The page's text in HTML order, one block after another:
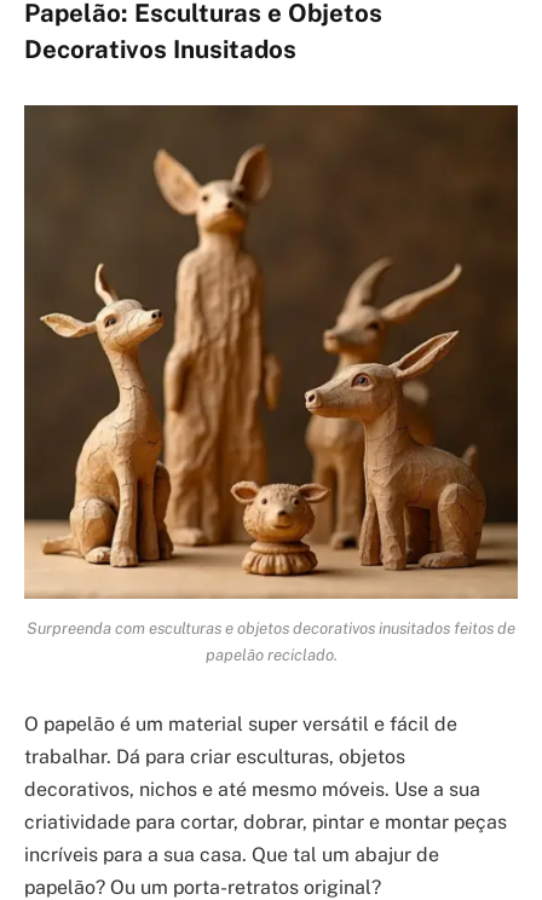
Papelão: Esculturas e Objetos
Decorativos Inusitados
Surpreenda com esculturas e objetos decorativos inusitados feitos de
papelão reciclado.
O papelão é um material super versátil e fácil de
trabalhar. Dá para criar esculturas, objetos
decorativos, nichos e até mesmo móveis. Use a sua
criatividade para cortar, dobrar, pintar e montar peças
incríveis para a sua casa. Que tal um abajur de
papelão? Ou um porta-retratos original?